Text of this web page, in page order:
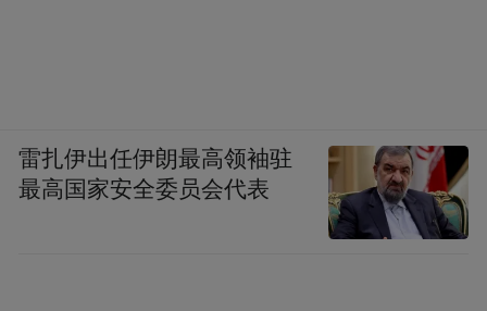
雷扎伊出任伊朗最高领袖驻
最高国家安全委员会代表